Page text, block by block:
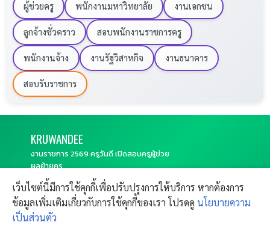
ดูรายละเอียดและดาวน์โหลดประกาศรับสมัคร
ดูรายละเอียดและดาวน์โหลดประกาศ
คำค้นหายอดนิยม:
ราชบุรี, ดำเนินสะดวก, หางานครู, ใบอนุญาตครู, ครูวันดี
ผู้ช่วยครู พนักงานมหาวิทยาลัย งานเอกชน
ลูกจ้างชั่วคราว สอบพนักงานราชการครู
พนักงานจ้าง งานรัฐวิสาหกิจ งานธนาคาร
สอบรับราชการ
KRUWANDEE
งานราชการ 2569 ครูวันดี เปิดสอบครูผู้ช่วย
ผลย้ายครู
Copyright © 2011-2026
All rights reserved.
ติดต่อฝากข่าวประชาสัมพันธ์
ข้อตกลงใช้งาน
แจ้งปัญหาการใช้งาน
SITEMAP
FAQ
เว็บไซต์นี้มีการใช้คุกกี้เพื่อปรับปรุงการให้บริการ หากต้องการ
ข้อมูลเพิ่มเติมเกี่ยวกับการใช้คุกกี้ของเรา โปรดดู นโยบายความ
เป็นส่วนตัว